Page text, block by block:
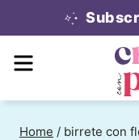
content
MENU
Home / birrete con